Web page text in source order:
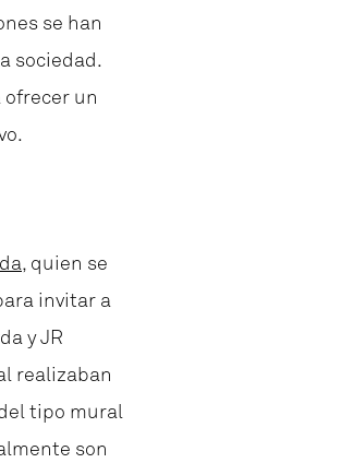
se han
sociedad.
un
, quien se
invitar a
y JR
realizaban
tipo mural
son